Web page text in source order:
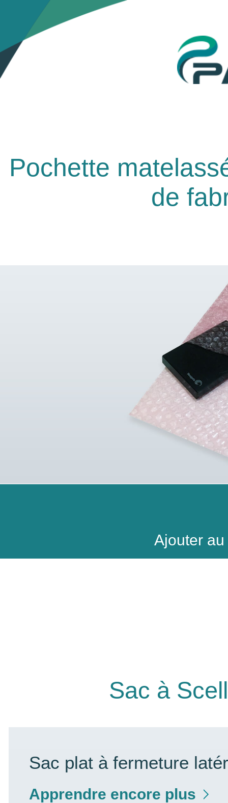
Pochette
de
Ajouter
Sac à
Sac plat à fermeture
Apprendre encore plus